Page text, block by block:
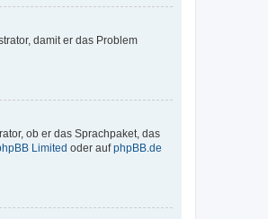
damit er das Problem
ob er das Sprachpaket, das
Limited oder aufphpBB.de